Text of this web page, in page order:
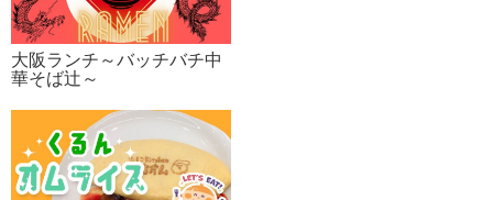
大阪ランチ～バッチバチ中
華そば辻～